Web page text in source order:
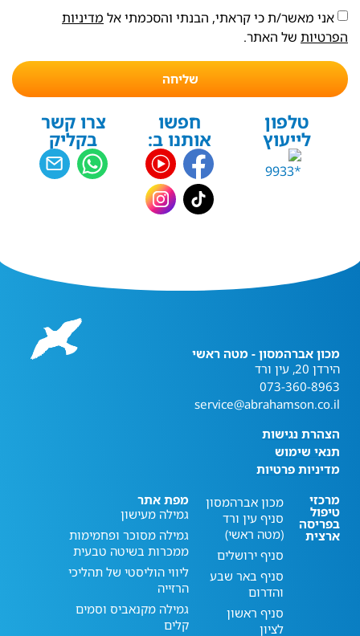
אני מאשר/ת כי קראתי, הבנתי והסכמתי אל מדיניות
הפרטיות של האתר.
שליחה
טלפון
לייעוץ
חפשו
אותנו ב:
צרו קשר
בקליק
מכון אברהמסון - מטה ראשי
הירדן 20, עין ורד
073-360-8963
service@abrahamson.co.il
הצהרת נגישות
תנאי שימוש
מדיניות פרטיות
מרכזי
טיפול
בפריסה
ארצית
מכון אברהמסון
סניף עין ורד
(מטה ראשי)
סניף ירושלים
סניף באר שבע
והדרום
סניף ראשון
לציון
מפת אתר
גמילה מעישון
גמילה מסוכר ופחמימות
ממכרות בשיטה טבעית
ליווי הוליסטי של תהליכי
הרזייה
גמילה מקנאביס וסמים
קלים